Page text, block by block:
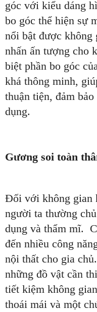
góc với kiểu dáng
bo góc thể hiện sự
nổi bật được không
nhấn ấn tượng cho
biệt phần bo góc
khá thông minh,
thuận tiện, đảm
dụng.
Gương soi toàn
Đối với không gian
người ta thường
dụng và thẩm mĩ.
đến nhiều công
nội thất cho gia
những đồ vật cần
tiết kiệm không
thoái mái và một